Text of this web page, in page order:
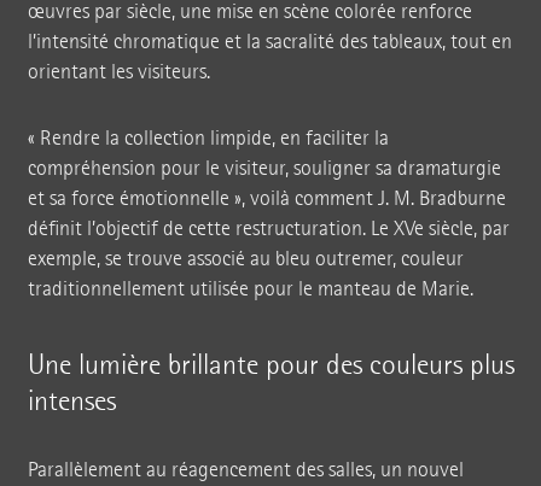
œuvres par siècle, une mise en scène colorée renforce
l’intensité chromatique et la sacralité des tableaux, tout en
orientant les visiteurs.
« Rendre la collection limpide, en faciliter la
compréhension pour le visiteur, souligner sa dramaturgie
et sa force émotionnelle », voilà comment J. M. Bradburne
définit l’objectif de cette restructuration. Le XVe siècle, par
exemple, se trouve associé au bleu outremer, couleur
traditionnellement utilisée pour le manteau de Marie.
Une lumière brillante pour des couleurs plus
intenses
Parallèlement au réagencement des salles, un nouvel